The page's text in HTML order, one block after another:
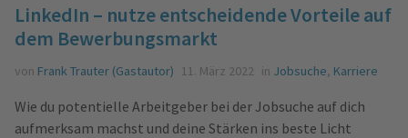
LinkedIn – nutze entscheidende Vorteile auf
dem Bewerbungsmarkt
von Frank Trauter (Gastautor) 11. März 2022 in Jobsuche, Karriere
Wie du potentielle Arbeitgeber bei der Jobsuche auf dich
aufmerksam machst und deine Stärken ins beste Licht